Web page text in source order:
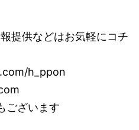
提供などはお気軽にコチ
h_ppon
ございます